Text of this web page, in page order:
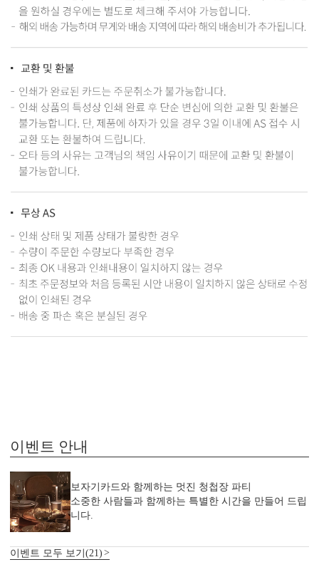
이벤트 안내
보자기카드와 함께하는 멋진 청첩장 파티
소중한 사람들과 함께하는 특별한 시간을 만들어 드립
니다.
이벤트 모두 보기(21)